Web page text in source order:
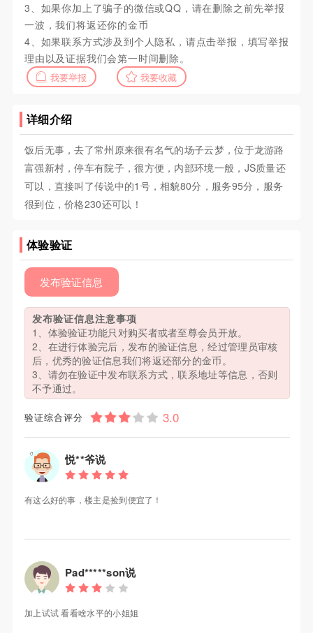
3、如果你加上了骗子的微信或QQ，请在删除之前先举报
一波，我们将返还你的金币
4、如果联系方式涉及到个人隐私，请点击举报，填写举报
理由以及证据我们会第一时间删除。
我要举报 我要收藏
详细介绍
饭后无事，去了常州原来很有名气的场子云梦，位于龙游路
富强新村，停车有院子，很方便，内部环境一般，JS质量还
可以，直接叫了传说中的1号，相貌80分，服务95分，服务
很到位，价格230还可以！
体验验证
发布验证信息
发布验证信息注意事项
1、体验验证功能只对购买者或者至尊会员开放。
2、在进行体验完后，发布的验证信息，经过管理员审核
后，优秀的验证信息我们将返还部分的金币。
3、请勿在验证中发布联系方式，联系地址等信息，否则
不予通过。
验证综合评分
悦**爷说
有这么好的事，楼主是捡到便宜了！
Pad*****son说
加上试试 看看啥水平的小姐姐